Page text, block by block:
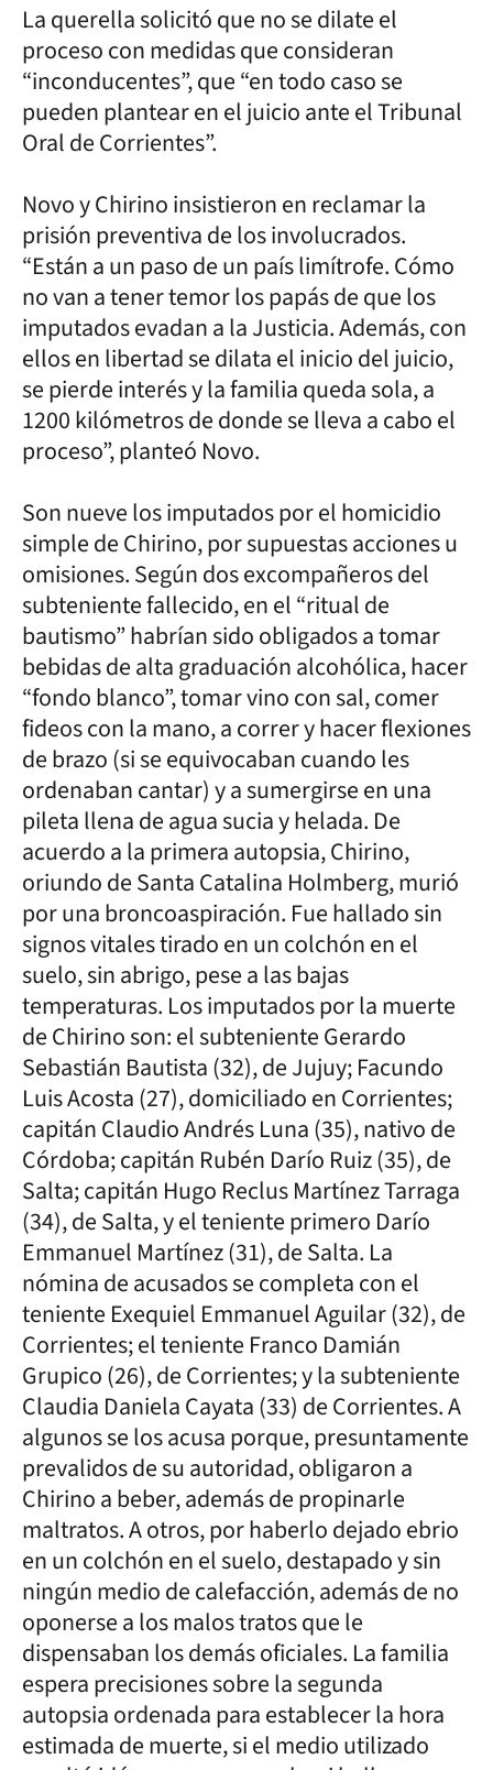
La querella solicitó que no se dilate el
proceso con medidas que consideran
“inconducentes”, que “en todo caso se
pueden plantear en el juicio ante el Tribunal
Oral de Corrientes”.
Novo y Chirino insistieron en reclamar la
prisión preventiva de los involucrados.
“Están a un paso de un país limítrofe. Cómo
no van a tener temor los papás de que los
imputados evadan a la Justicia. Además, con
ellos en libertad se dilata el inicio del juicio,
se pierde interés y la familia queda sola, a
1200 kilómetros de donde se lleva a cabo el
proceso”, planteó Novo.
Son nueve los imputados por el homicidio
simple de Chirino, por supuestas acciones u
omisiones. Según dos excompañeros del
subteniente fallecido, en el “ritual de
bautismo” habrían sido obligados a tomar
bebidas de alta graduación alcohólica, hacer
“fondo blanco”, tomar vino con sal, comer
fideos con la mano, a correr y hacer flexiones
de brazo (si se equivocaban cuando les
ordenaban cantar) y a sumergirse en una
pileta llena de agua sucia y helada. De
acuerdo a la primera autopsia, Chirino,
oriundo de Santa Catalina Holmberg, murió
por una broncoaspiración. Fue hallado sin
signos vitales tirado en un colchón en el
suelo, sin abrigo, pese a las bajas
temperaturas. Los imputados por la muerte
de Chirino son: el subteniente Gerardo
Sebastián Bautista (32), de Jujuy; Facundo
Luis Acosta (27), domiciliado en Corrientes;
capitán Claudio Andrés Luna (35), nativo de
Córdoba; capitán Rubén Darío Ruiz (35), de
Salta; capitán Hugo Reclus Martínez Tarraga
(34), de Salta, y el teniente primero Darío
Emmanuel Martínez (31), de Salta. La
nómina de acusados se completa con el
teniente Exequiel Emmanuel Aguilar (32), de
Corrientes; el teniente Franco Damián
Grupico (26), de Corrientes; y la subteniente
Claudia Daniela Cayata (33) de Corrientes. A
algunos se los acusa porque, presuntamente
prevalidos de su autoridad, obligaron a
Chirino a beber, además de propinarle
maltratos. A otros, por haberlo dejado ebrio
en un colchón en el suelo, destapado y sin
ningún medio de calefacción, además de no
oponerse a los malos tratos que le
dispensaban los demás oficiales. La familia
espera precisiones sobre la segunda
autopsia ordenada para establecer la hora
estimada de muerte, si el medio utilizado